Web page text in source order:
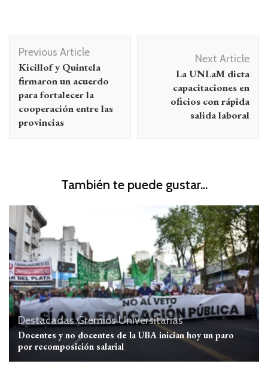
Navegación
de
entradas
Previous Article
Kicillof y Quintela
firmaron un acuerdo
para fortalecer la
cooperación entre las
provincias
Next Article
La UNLaM dicta
capacitaciones en
oficios con rápida
salida laboral
También te puede gustar...
DestacadasGremiosUniversitarias
Docentes y no docentes de la UBA inician hoy un paro
por recomposición salarial